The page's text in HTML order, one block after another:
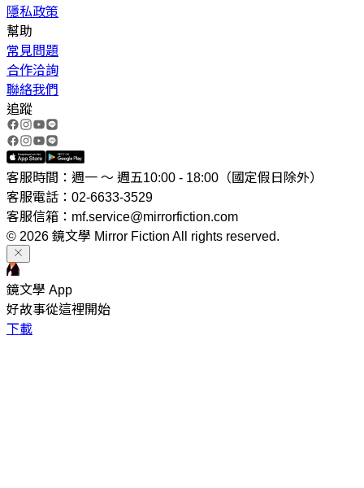
隱私政策
幫助
常見問題
合作洽詢
聯絡我們
追蹤
客服時間：週一 ～ 週五10:00 - 18:00（國定假日除外）
客服電話：02-6633-3529
客服信箱：mf.service@mirrorfiction.com
© 2026 鏡文學 Mirror Fiction All rights reserved.
鏡文學 App
好故事從這裡開始
下載